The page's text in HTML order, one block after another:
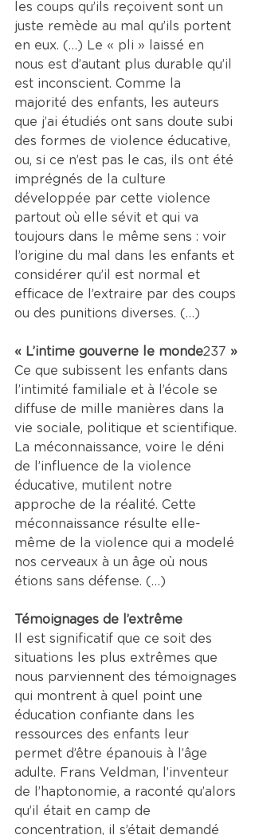
les coups qu’ils reçoivent sont un
juste remède au mal qu’ils portent
en eux. (…) Le « pli » laissé en
nous est d’autant plus durable qu’il
est inconscient. Comme la
majorité des enfants, les auteurs
que j’ai étudiés ont sans doute subi
des formes de violence éducative,
ou, si ce n’est pas le cas, ils ont été
imprégnés de la culture
développée par cette violence
partout où elle sévit et qui va
toujours dans le même sens : voir
l’origine du mal dans les enfants et
considérer qu’il est normal et
efficace de l’extraire par des coups
ou des punitions diverses. (…)
« L’intime gouverne le monde237 »
Ce que subissent les enfants dans
l’intimité familiale et à l’école se
diffuse de mille manières dans la
vie sociale, politique et scientifique.
La méconnaissance, voire le déni
de l’influence de la violence
éducative, mutilent notre
approche de la réalité. Cette
méconnaissance résulte elle-
même de la violence qui a modelé
nos cerveaux à un âge où nous
étions sans défense. (…)
Témoignages de l’extrême
Il est significatif que ce soit des
situations les plus extrêmes que
nous parviennent des témoignages
qui montrent à quel point une
éducation confiante dans les
ressources des enfants leur
permet d’être épanouis à l’âge
adulte. Frans Veldman, l’inventeur
de l’haptonomie, a raconté qu’alors
qu’il était en camp de
concentration, il s’était demandé